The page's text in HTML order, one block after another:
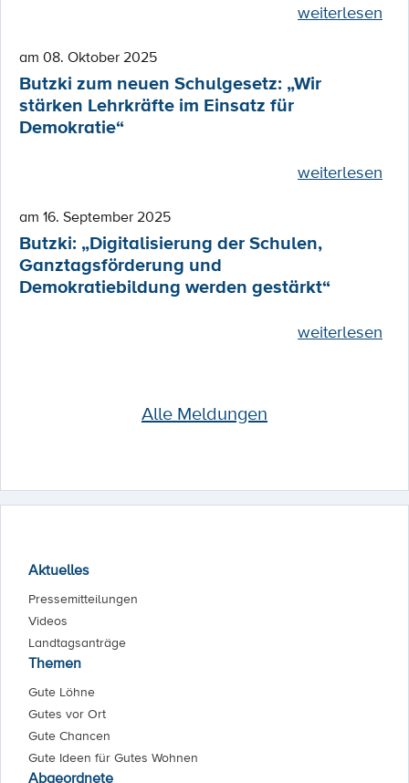
weiterlesen
am 08. Oktober 2025
Butzki zum neuen Schulgesetz: „Wir
stärken Lehrkräfte im Einsatz für
Demokratie“
weiterlesen
am 16. September 2025
Butzki: „Digitalisierung der Schulen,
Ganztagsförderung und
Demokratiebildung werden gestärkt“
weiterlesen
Alle Meldungen
Aktuelles
Pressemitteilungen
Videos
Landtagsanträge
Themen
Gute Löhne
Gutes vor Ort
Gute Chancen
Gute Ideen für Gutes Wohnen
Abgeordnete